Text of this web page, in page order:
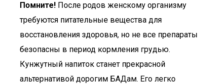
Помните! После родов женскому организму
требуются питательные вещества для
восстановления здоровья, но не все препараты
безопасны в период кормления грудью.
Кунжутный напиток станет прекрасной
альтернативой дорогим БАДам. Его легко